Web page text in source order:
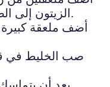
الزيتون إلى الصابون المنصهر وامزجهم جيدًا.